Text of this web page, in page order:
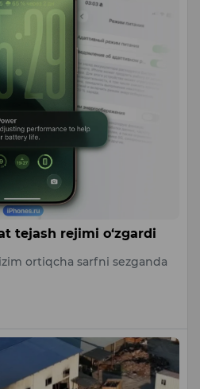
tejash rejimi o‘zgardi
ortiqcha sarfni sezganda